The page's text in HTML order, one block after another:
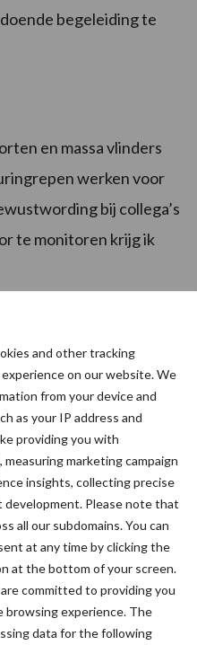
and other tracking
on our website. We
from your device and
as your IP address and
providing you with
marketing campaign
insights, collecting precise
Please note that
all our subdomains. You can
at any time by clicking the
at the bottom of your screen.
committed to providing you
browsing experience. The
data for the following
begeleiding te
en massa vlinders
werken voor
bij collega’s
te monitoren krijg ik
lijn te zien in het aantal
worden geteld met
op drie plaatsen en met
nachtvlinders worden
de boer de vlinders op
loopt de
of zij waarneemt.
werken wij hand
met behulp van de